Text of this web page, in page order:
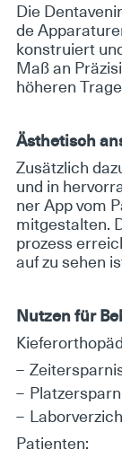
Die
de
kon­stru­iert
Maß an
hö­he­ren
Äs­the­tisch
Zu­sätz­lich
und in
ner App vom
mit­ge­stal­ten.
pro­zess
auf zu se­hen
Nut­zen für
Pa­ti­en­ten: